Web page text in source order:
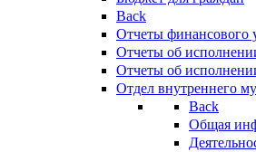
Back
Отчеты финансового
Отчеты об
Отчеты об
Отдел внутреннего
Back
Общая